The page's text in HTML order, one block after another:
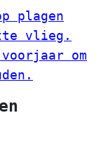
plagen
vlieg.
om